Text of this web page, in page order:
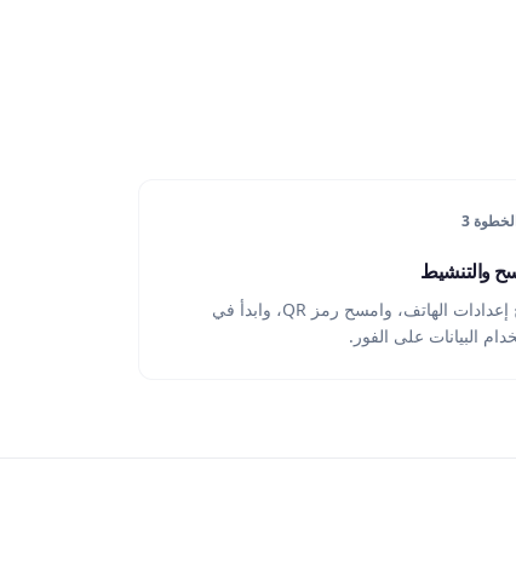
3
والتنشيط
افتح إعدادات الهاتف، وامسح رمز QR، وابدأ في
البيانات على الفور.